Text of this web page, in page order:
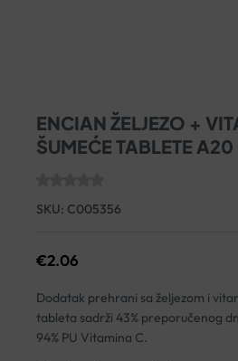
ENCIAN ŽELJEZO +
ŠUMEĆE TABLETE A20
SKU: C005356
€2.06
Dodatak prehrani sa željezom i
tableta sadrži 43% preporučenog
94% PU Vitamina C.